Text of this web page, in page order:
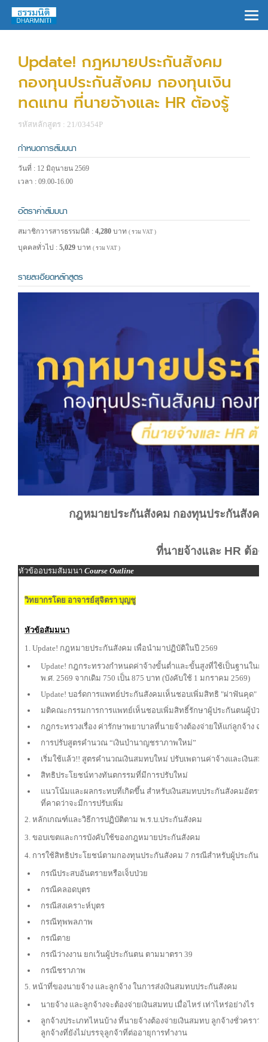
Update! กฎหมายประกันสังคม
กองทุนประกันสังคม กองทุนเงิน
ทดแทน ที่นายจ้างและ HR ต้องรู้
รหัสหลักสูตร : 21/03454P
กำหนดการสัมมนา
วันที่ : 12 มิถุนายน 2569
เวลา : 09.00-16.00
อัตราค่าสัมมนา
สมาชิกวารสารธรรมนิติ : 4,280 บาท ( รวม VAT )
บุคคลทั่วไป : 5,029 บาท ( รวม VAT )
รายละเอียดหลักสูตร
กฎหมายประกันสังคม กองทุนประกันสังค
ที่นายจ้างและ HR ต้อง
หัวข้ออบรมสัมมนา Course Outline
วิทยากรโดย อาจารย์สุจิตรา บุญชู
หัวข้อสัมมนา
1. Update! กฎหมายประกันสังคม เพื่อนำมาปฏิบัติในปี 2569
Update! กฎกระทรวงกำหนดค่าจ้างขั้นต่ำและขั้นสูงที่ใช้เป็นฐานใน
พ.ศ. 2569 จากเดิม 750 เป็น 875 บาท (บังคับใช้ 1 มกราคม 2569)
Update! บอร์ดการแพทย์ประกันสังคมเห็นชอบเพิ่มสิทธิ "ผ่าฟันคุด"
มติคณะกรรมการการแพทย์เห็นชอบเพิ่มสิทธิ์รักษาผู้ประกันตนผู้ป่วยโ
กฎกระทรวงเรื่อง ค่ารักษาพยาบาลที่นายจ้างต้องจ่ายให้แก่ลูกจ้าง ฉ
การปรับสูตรคำนวณ “เงินบำนาญชราภาพใหม่”
เริ่มใช้แล้ว!! สูตรคำนวณเงินสมทบใหม่ ปรับเพดานค่าจ้างและเงินสม
สิทธิประโยชน์ทางทันตกรรมที่มีการปรับใหม่
แนวโน้มและผลกระทบที่เกิดขึ้น สำหรับเงินสมทบประกันสังคมอัตรา
ที่คาดว่าจะมีการปรับเพิ่ม
2. หลักเกณฑ์และวิธีการปฏิบัติตาม พ.ร.บ.ประกันสังคม
3. ขอบเขตและการบังคับใช้ของกฎหมายประกันสังคม
4. การใช้สิทธิประโยชน์ตามกองทุนประกันสังคม 7 กรณีสำหรับผู้ประกันตน
กรณีประสบอันตรายหรือเจ็บป่วย
กรณีคลอดบุตร
กรณีสงเคราะห์บุตร
กรณีทุพพลภาพ
กรณีตาย
กรณีว่างงาน ยกเว้นผู้ประกันตน ตามมาตรา 39
กรณีชราภาพ
5. หน้าที่ของนายจ้าง และลูกจ้าง ในการส่งเงินสมทบประกันสังคม
นายจ้าง และลูกจ้างจะต้องจ่ายเงินสมทบ เมื่อไหร่ เท่าไหร่อย่างไร
ลูกจ้างประเภทไหนบ้าง ที่นายจ้างต้องจ่ายเงินสมทบ ลูกจ้างชั่วคราว
ลูกจ้างที่ยังไม่บรรจุลูกจ้าที่ต่ออายุการทำงาน
×